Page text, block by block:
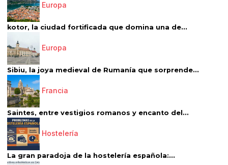
Europa
kotor, la ciudad fortificada que domina una de...
Europa
Sibiu, la joya medieval de Rumanía que sorprende...
Francia
Saintes, entre vestigios romanos y encanto del...
Hostelería
La gran paradoja de la hostelería española:...